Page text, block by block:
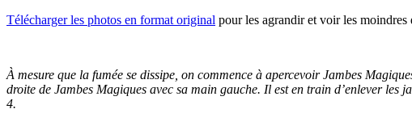
Télécharger les photos en format original pour les agrandir et voir les
À mesure que la fumée se dissipe, on commence à apercevoir Jambes
droite de Jambes Magiques avec sa main gauche. Il est en train d’enlever
4.